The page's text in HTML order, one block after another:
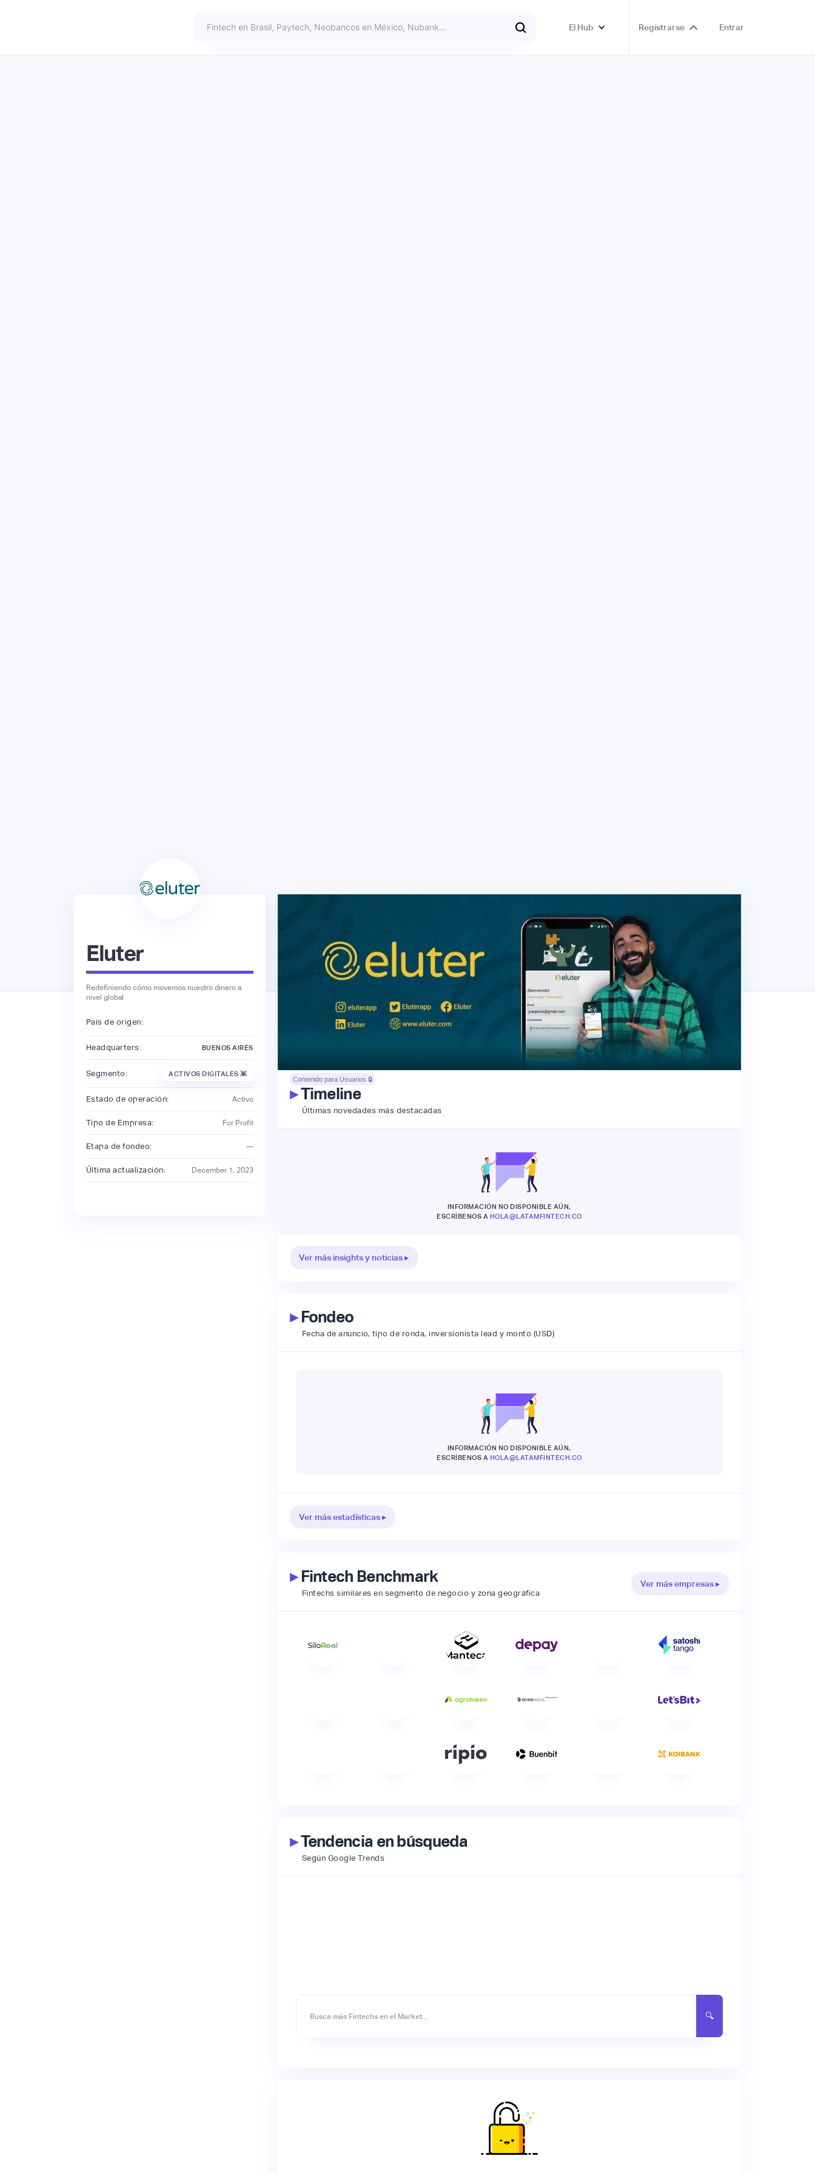
El Hub Registrarse Entrar
Eluter
Redefiniendo cómo movemos nuestro dinero a
nivel global
País de origen:
Headquarters: BUENOS AIRES
Segmento: ACTIVOS DIGITALES 👾
Estado de operación: Activo
Tipo de Empresa: For Profit
Etapa de fondeo: —
Última actualización: December 1, 2023
Contenido para Usuarios 🔒
▸Timeline
Últimas novedades más destacadas
INFORMACIÓN NO DISPONIBLE AÚN,
ESCRÍBENOS A HOLA@LATAMFINTECH.CO
Ver más insights y noticias ▸
▸Fondeo
Fecha de anuncio, tipo de ronda, inversionista lead y monto (USD)
INFORMACIÓN NO DISPONIBLE AÚN,
ESCRÍBENOS A HOLA@LATAMFINTECH.CO
Ver más estadísticas ▸
▸Fintech Benchmark
Fintechs similares en segmento de negocio y zona geográfica
Ver más empresas ▸
▸Tendencia en búsqueda
Según Google Trends